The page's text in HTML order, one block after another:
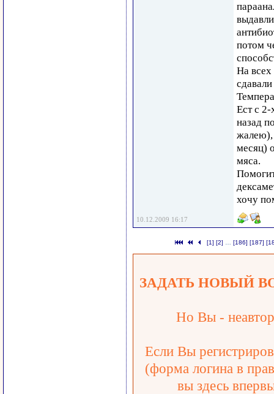
потом
На всех
Ест с 2-
назад
жалею),
месяц)
мяса.
хочу
10.12.2009 16:17
[1] [2] …[186] [187]
ЗАДАТЬ НОВЫЙ
Но Вы -
Если Вы
(форма логина в
вы здесь